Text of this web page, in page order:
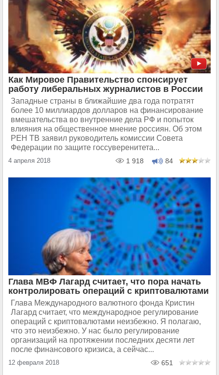
Как Мировое Правительство спонсирует
работу либеральных журналистов в России
Западные страны в ближайшие два года потратят
более 10 миллиардов долларов на финансирование
вмешательства во внутренние дела РФ и попыток
влияния на общественное мнение россиян. Об этом
РЕН ТВ заявил руководитель комиссии Совета
Федерации по защите госсуверенитета...
4 апреля 2018 1 918 84
Глава МВФ Лагард считает, что пора начать
контролировать операций с криптовалютами
Глава Международного валютного фонда Кристин
Лагард считает, что международное регулирование
операций с криптовалютами неизбежно. Я полагаю,
что это неизбежно. У нас было регулирование
организаций на протяжении последних десяти лет
после финансового кризиса, а сейчас...
12 февраля 2018 651